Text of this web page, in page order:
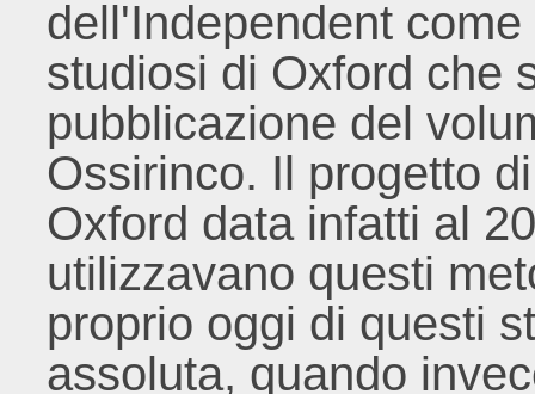
dell'Independent
studiosi di Oxford che
pubblicazione del
Ossirinco. Il progetto
Oxford data infatti al
utilizzavano questi
proprio oggi di questi
assoluta, quando